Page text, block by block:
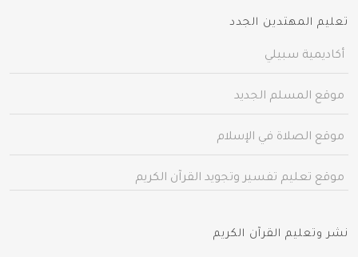
تعليم المهتدين الجدد
أكاديمية سبيلي
موقع المسلم الجديد
موقع الصلاة في الإسلام
موقع تعليم تفسير وتجويد القرآن الكريم
نشر وتعليم القرآن الكريم